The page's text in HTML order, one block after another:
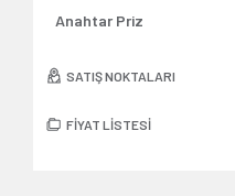
Anahtar Priz
SATIŞ NOKTALARI
FİYAT LİSTESİ